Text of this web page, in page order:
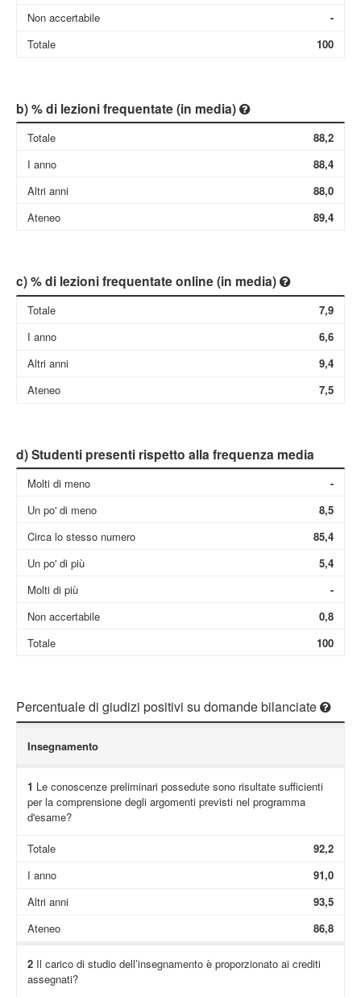
Non accertabile
Totale
-
100
b) % di lezioni frequentate (in media)
Totale
I anno
Altri anni
Ateneo
88,2
88,4
88,0
89,4
c) % di lezioni frequentate online (in media)
Totale
I anno
Altri anni
Ateneo
7,9
6,6
9,4
7,5
d) Studenti presenti rispetto alla frequenza media
Molti di meno
Un po' di meno
Circa lo stesso numero
Un po' di più
Molti di più
Non accertabile
Totale
-
8,5
85,4
5,4
-
0,8
100
Percentuale di giudizi positivi su domande bilanciate
Insegnamento
1 Le conoscenze preliminari possedute sono risultate sufficienti
per la comprensione degli argomenti previsti nel programma
d'esame?
Totale
92,2
I anno
91,0
Altri anni
93,5
Ateneo
86,8
2Il carico di studio dell’insegnamento è proporzionato ai crediti
assegnati?